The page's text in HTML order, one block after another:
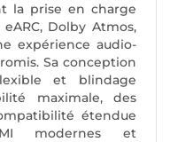
la prise en charge
Dolby Atmos,
expérience audio-
Sa conception
et blindage
maximale, des
étendue
modernes et